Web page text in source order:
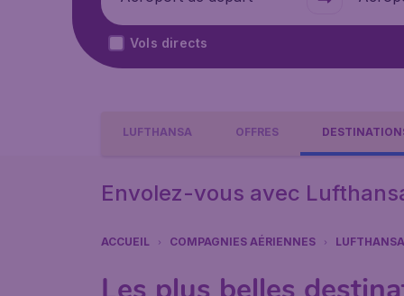
Vols directs
LUFTHANSA OFFRES
Envolez-vous avec
ACCUEIL COMPAGNIES AÉRIENNES LUFTHANSA